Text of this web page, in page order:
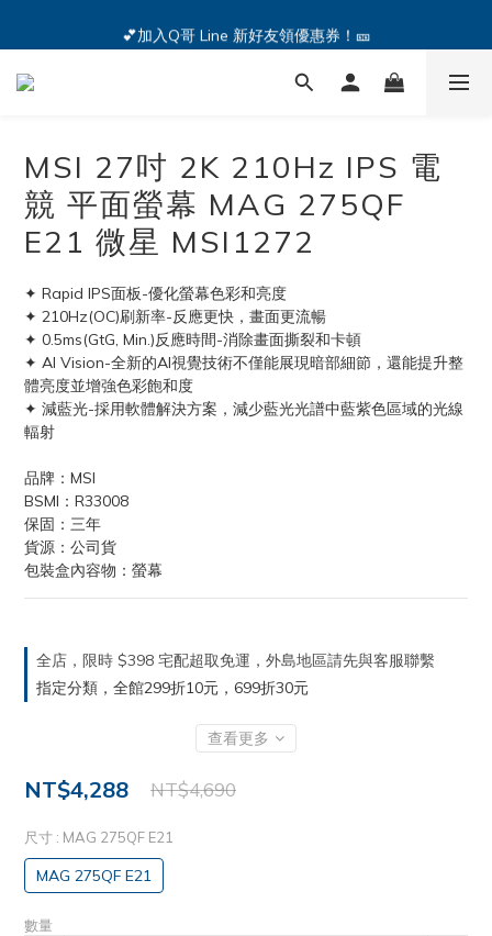
🔥iPhone 17 全系列熱銷中🔥點我購買 — !
💕加入Q哥 Line 新好友領優惠券！🎫
🔥iPhone 17 全系列熱銷中🔥點我購買 — !
MSI 27吋 2K 210Hz IPS 電
競 平面螢幕 MAG 275QF
E21 微星 MSI1272
✦ Rapid IPS面板-優化螢幕色彩和亮度
✦ 210Hz(OC)刷新率-反應更快，畫面更流暢
✦ 0.5ms(GtG, Min.)反應時間-消除畫面撕裂和卡頓
✦ AI Vision-全新的AI視覺技術不僅能展現暗部細節，還能提升整
體亮度並增強色彩飽和度
✦ 減藍光-採用軟體解決方案，減少藍光光譜中藍紫色區域的光線
輻射
品牌：MSI
BSMI：R33008
保固：三年
貨源：公司貨
包裝盒內容物：螢幕
全店，限時 $398 宅配超取免運，外島地區請先與客服聯繫
指定分類，全館299折10元，699折30元
查看更多
NT$4,288 NT$4,690
尺寸 : MAG 275QF E21
MAG 275QF E21
數量